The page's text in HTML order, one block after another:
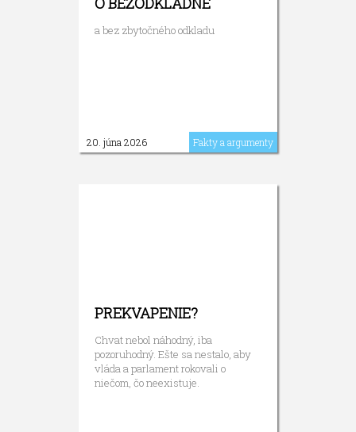
a bez zbytočného odkladu
20. júna 2026 Fakty a argumenty
PREKVAPENIE?
Chvat nebol náhodný, iba
pozoruhodný. Ešte sa nestalo, aby
vláda a parlament rokovali o
niečom, čo neexistuje.